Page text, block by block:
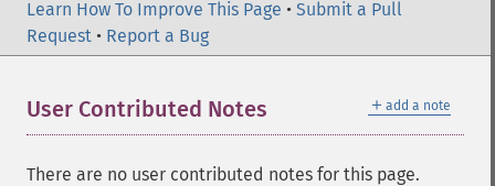
Learn How To Improve This Page • Submit a Pull
Request • Report a Bug
＋ add a note
User Contributed Notes
There are no user contributed notes for this page.